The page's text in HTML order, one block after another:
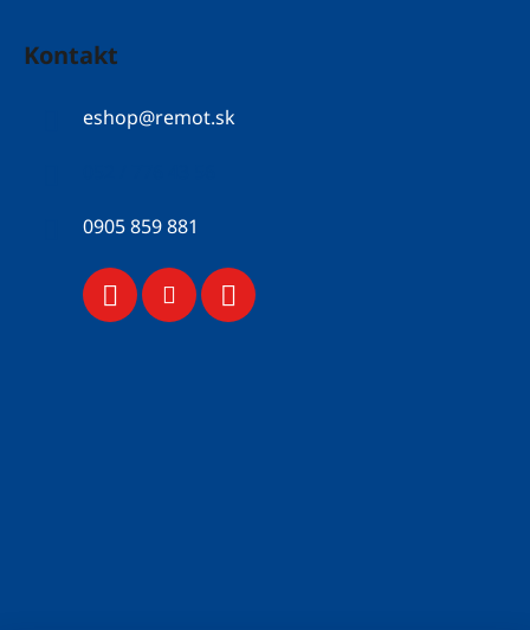
Kontakt
eshop@remot.sk
0905 859 881